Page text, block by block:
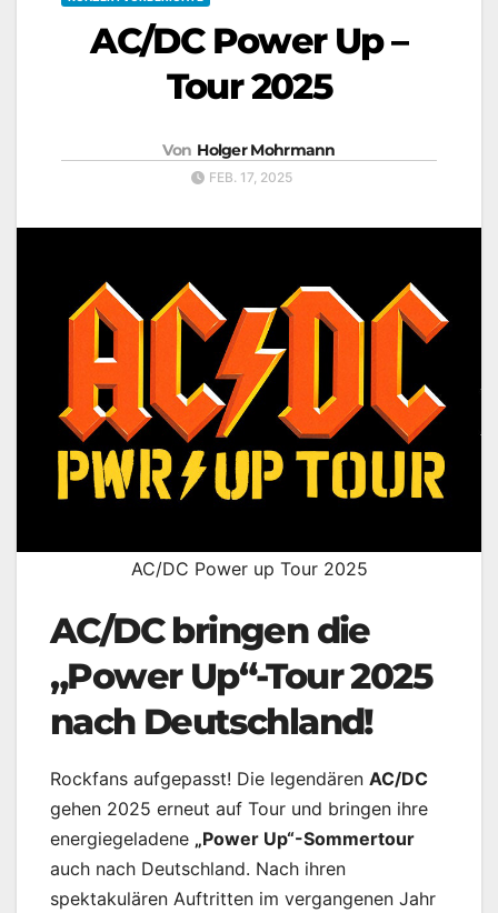
AC/DC Power Up –
Tour 2025
Von Holger Mohrmann
FEB. 17, 2025
AC/DC Power up Tour 2025
AC/DC bringen die
„Power Up“-Tour 2025
nach Deutschland!
Rockfans aufgepasst! Die legendären AC/DC
gehen 2025 erneut auf Tour und bringen ihre
energiegeladene „Power Up“-Sommertour
auch nach Deutschland. Nach ihren
spektakulären Auftritten im vergangenen Jahr